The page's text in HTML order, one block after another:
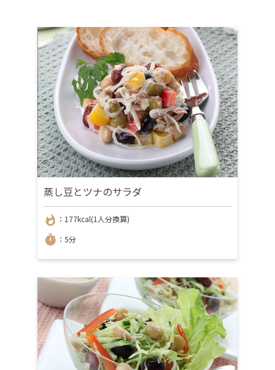
蒸し豆とツナのサラダ
whatshot ：177kcal(1人分換算)
timer ：5分